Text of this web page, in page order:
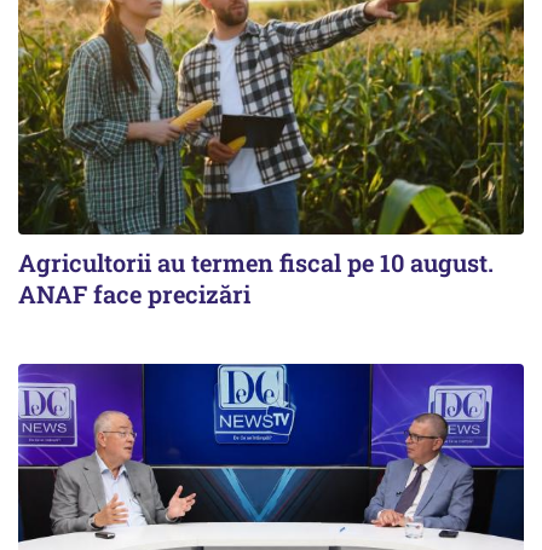
Agricultorii au termen fiscal pe 10 august.
ANAF face precizări